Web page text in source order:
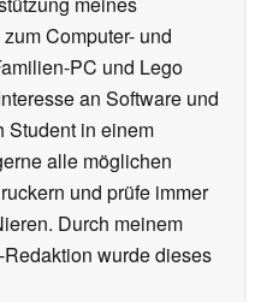
Computer- und
PC und Lego
an Software und
Student in einem
alle möglichen
und prüfe immer
Durch meinem
wurde dieses